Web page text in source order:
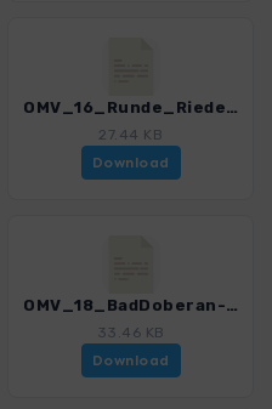
OMV_16_Runde_Riedensee-Kuehlungsborn.gpx
27.44 KB
Download
OMV_18_BadDoberan-Heiligendamm-Kuehlungsborn_E9.gpx
33.46 KB
Download